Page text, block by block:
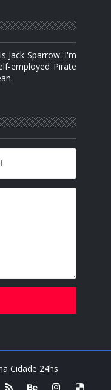
Jack Sparrow. I'm
employed Pirate
Cidade 24hs